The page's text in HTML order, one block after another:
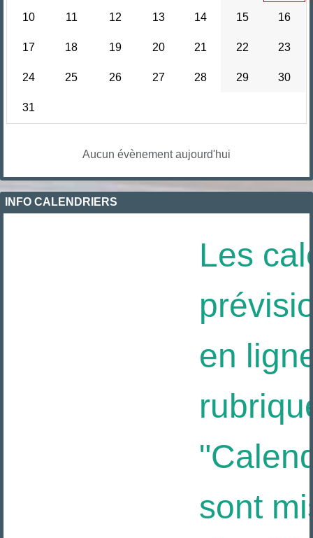
10 11 12 13 14 15 16
17 18 19 20 21 22 23
24 25 26 27 28 29 30
31
Aucun évènement aujourd'hui
INFO CALENDRIERS
Les
en
sont